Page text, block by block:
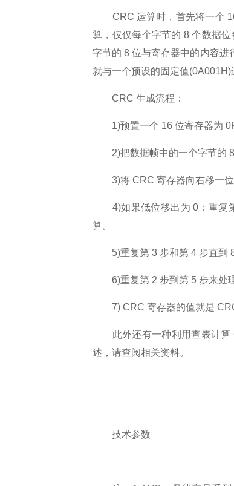
CRC 运算时，首先将一个 16
算，仅仅每个字节的 8 个数据
字节的 8 位与寄存器中的内容进
就与一个预设的固定值(0A001H)
CRC 生成流程：
1)预置一个 16 位寄存器为
2)把数据帧中的一个字节的 8
3)将 CRC 寄存器向右移一位
4)如果低位移出为 0：重复第
算。
5)重复第 3 步和第 4 步直到 8
6)重复第 2 步到第 5 步来处理
7) CRC 寄存器的值就是 CRC
此外还有一种利用查表计算
述，请查阅相关资料。
技术参数